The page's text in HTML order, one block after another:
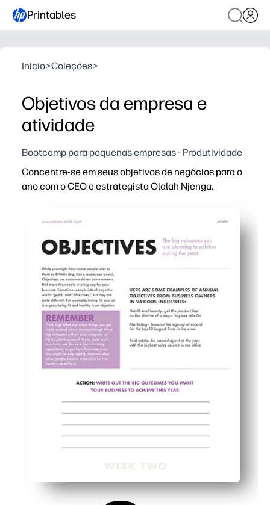
Printables
Inicio>Coleções>
Objetivos da empresa e
atividade
Bootcamp para pequenas empresas - Produtividade
Concentre-se em seus objetivos de negócios para o
ano com o CEO e estrategista Olalah Njenga.